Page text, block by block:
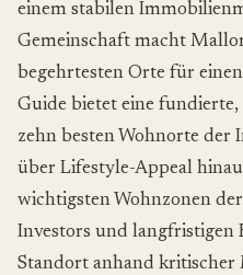
einem stabilen
Gemeinschaft macht
begehrtesten Orte für
Guide bietet eine fundierte,
zehn besten Wohnorte der
über Lifestyle-Appeal
wichtigsten Wohnzonen
Investors und langfristigen
Standort anhand kritischer